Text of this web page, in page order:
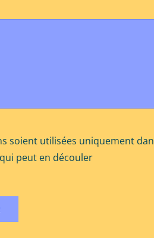
soient utilisées uniquement
peut en découler